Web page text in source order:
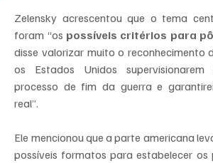
Zelensky acrescentou que o tema
foram “os possíveis critérios para
disse valorizar muito o reconhecimento
os Estados Unidos
processo de fim da guerra e
real”.
Ele mencionou que a parte americana
possíveis formatos para estabelecer